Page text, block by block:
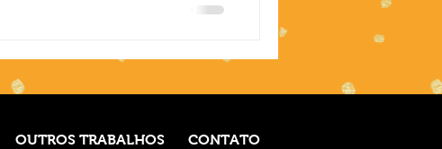
OUTROS TRABALHOS CONTATO